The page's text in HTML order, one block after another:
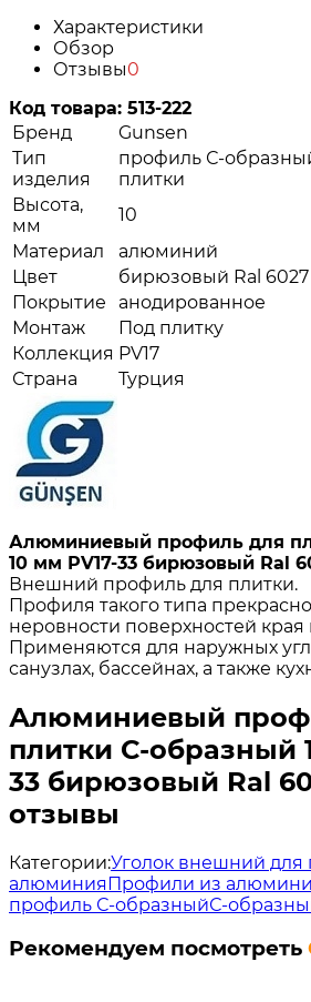
Характеристики
Обзор
Отзывы0
Код товара: 513-222
Бренд
Gunsen
Тип
изделия
профиль С-
плитки
Высота,
мм
10
Материал
алюминий
Цвет
бирюзовый Ral 6027
Покрытие
анодированное
Монтаж
Под плитку
Коллекция PV17
Страна
Турция
Алюминиевый профиль для
10 мм PV17-33 бирюзовый Ral
Внешний профиль для плитки.
Профиля такого типа
неровности поверхностей
Применяются для наружных
санузлах, бассейнах, а также
Алюминиевый
плитки С-образный
33 бирюзовый Ral
отзывы
Категории:Уголок внешний для
алюминияПрофили из
профиль С-образныйС-
Рекомендуем посмотреть